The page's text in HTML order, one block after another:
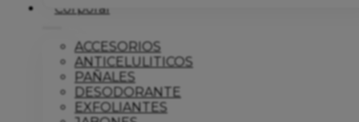
Corporal
ACCESORIOS
ANTICELULITICOS
PAÑALES
DESODORANTE
EXFOLIANTES